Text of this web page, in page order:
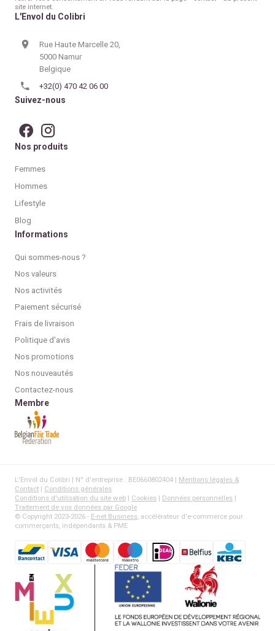
site internet.
L'Envol du Colibri
Rue Haute Marcelle 20,
5000 Namur
Belgique
+32(0) 470 42 06 00
Suivez-nous
Nos produits
Femmes
Hommes
Lifestyle
Blog
Informations
Qui sommes-nous ?
Nos valeurs
Nos activités
Paiement sécurisé
Frais de livraison
Politique d'avis
Nos promotions
Nos nouveautés
Contactez-nous
Membre
L'Envol du Colibri | N° d'entreprise : BE0660802404 | Mentions légales &
Contact | Conditions générales
Conditions d'utilisation du site web | Cookies | Données personnelles |
Traitement de vos données par Google
© Copyright 2023-2026 - E-net Business, accélérateur d'e-commerce pour
commerçants, indépendants & PME